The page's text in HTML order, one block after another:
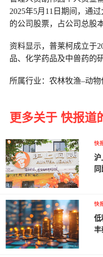
2025年5月11日期间，通
的公司股票，占公司总股本
资料显示，普莱柯成立于
品、化学药品及中兽药的
所属行业：农林牧渔–动
更多关于 快报道
快
沪
快
低
丰